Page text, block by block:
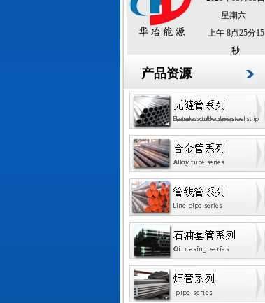
星期六
上午 8点25分16
秒
产品资源